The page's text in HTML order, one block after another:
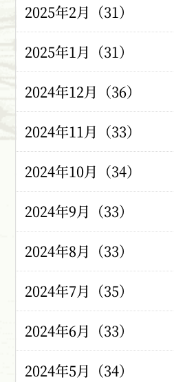
2025年2月（31）
2025年1月（31）
2024年12月（36）
2024年11月（33）
2024年10月（34）
2024年9月（33）
2024年8月（33）
2024年7月（35）
2024年6月（33）
2024年5月（34）